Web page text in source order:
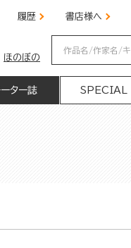
履歴 書店様へ
ほのぼの
ター誌 SPECIAL